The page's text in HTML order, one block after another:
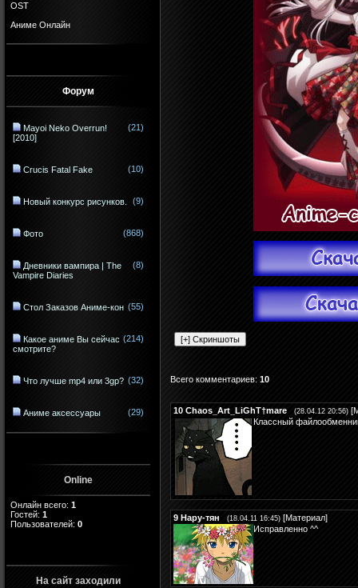
OST
Аниме Онлайн
Форум
Mayoi Neko Overrun!
[2010]
(21)
Crucis Fatal Fake (10)
Новый конкурс рисунков. (9)
Фото (868)
Дневники вампира | The
Vampire Diaries
(8)
Стол Заказов Аниме-кон (55)
Какое аниме Вы сейчас
смотрите?
(214)
Что лучше mp4 или 3gp? (32)
Аниме аксессуары (29)
Online
Онлайн всего: 1
Гостей: 1
Пользователей: 0
На сайт заходили
Всего комментариев: 10
10 Chaos_Art_LiGhT†mare (28.04.12 20:56) [
Классный
9 Нару-тян (18.04.11 16:45) [Материал]
Исправленно ^^